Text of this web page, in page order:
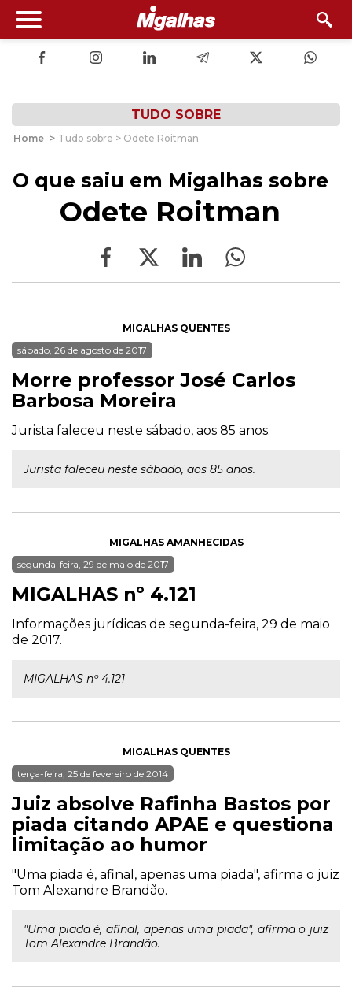
TUDO SOBRE
Home > Tudo sobre > Odete Roitman
O que saiu em Migalhas sobre
Odete Roitman
MIGALHAS QUENTES
sábado, 26 de agosto de 2017
Morre professor José Carlos
Barbosa Moreira
Jurista faleceu neste sábado, aos 85 anos.
Jurista faleceu neste sábado, aos 85 anos.
MIGALHAS AMANHECIDAS
segunda-feira, 29 de maio de 2017
MIGALHAS nº 4.121
Informações jurídicas de segunda-feira, 29 de maio
de 2017.
MIGALHAS nº 4.121
MIGALHAS QUENTES
terça-feira, 25 de fevereiro de 2014
Juiz absolve Rafinha Bastos por
piada citando APAE e questiona
limitação ao humor
"Uma piada é, afinal, apenas uma piada", afirma o juiz
Tom Alexandre Brandão.
"Uma piada é, afinal, apenas uma piada", afirma o juiz
Tom Alexandre Brandão.